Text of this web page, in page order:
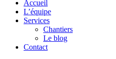
Accueil
L’équipe
Services
Chantiers
Le blog
Contact